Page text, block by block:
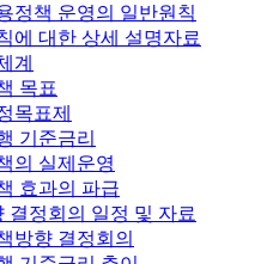
정책 운영의 일반원칙
에 대한 상세 설명자료
계
목표
목표제
기준금리
의 실제운영
효과의 파급
결정회의 일정 및 자료
방향 결정회의